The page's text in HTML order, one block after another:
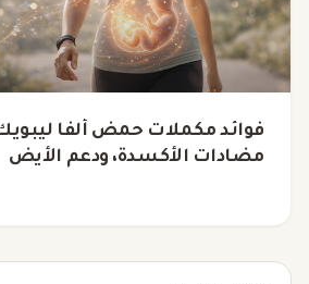
فوائد مكملات حمض ألفا
مضادات الأكسدة، ودعم الأيض